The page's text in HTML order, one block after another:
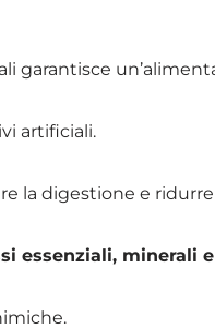
garantisce
artificiali.
la digestione e
essenziali, minerali